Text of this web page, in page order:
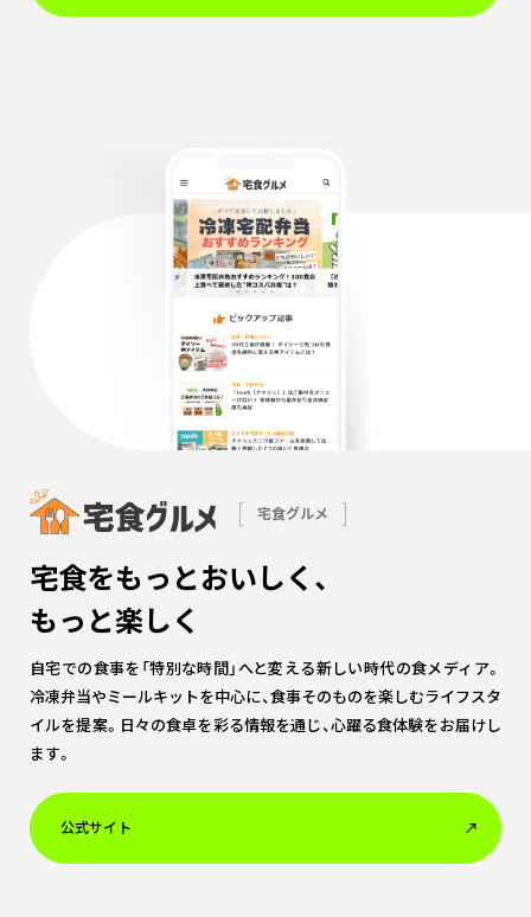
宅食グルメ
宅食をもっとおいしく、
もっと楽しく
自宅での食事を「特別な時間」へと変える新しい時代の食メディア。
冷凍弁当やミールキットを中心に、食事そのものを楽しむライフスタ
イルを提案。日々の食卓を彩る情報を通じ、心躍る食体験をお届けし
ます。
公式サイト